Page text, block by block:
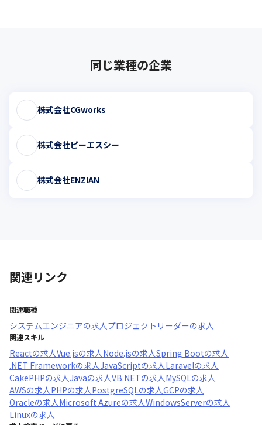
同じ業種の企業
株式会社CGworks
株式会社ピーエスシー
株式会社ENZIAN
関連リンク
関連職種
システムエンジニアの求人 プロジェクトリーダーの求人
関連スキル
Reactの求人Vue.jsの求人 Node.jsの求人Spring Bootの求人
.NET Frameworkの求人JavaScriptの求人 Laravelの求人
CakePHPの求人Javaの求人VB.NETの求人 MySQLの求人
AWSの求人 PHPの求人 PostgreSQLの求人GCPの求人
Oracleの求人 Microsoft Azureの求人WindowsServerの求人
Linuxの求人